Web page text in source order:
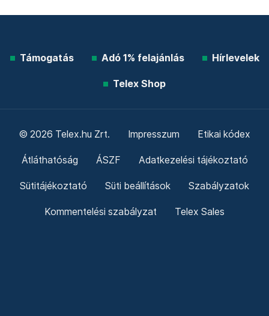
Támogatás Adó 1% felajánlás Hírlevelek
Telex Shop
© 2026 Telex.hu Zrt. Impresszum Etikai kódex
Átláthatóság ÁSZF Adatkezelési tájékoztató
Sütitájékoztató Süti beállítások Szabályzatok
Kommentelési szabályzat Telex Sales